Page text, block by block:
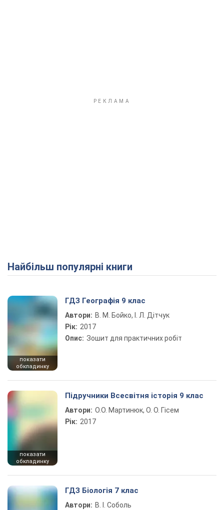
Найбільш популярні книги
показати
обкладинку
ГДЗ Географія 9 клас
Автори: В. М. Бойко, І. Л. Дітчук
Рік: 2017
Опис: Зошит для практичних робіт
показати
обкладинку
Підручники Всесвітня історія 9 клас
Автори: О.О. Мартинюк, О. О. Гісем
Рік: 2017
ГДЗ Біологія 7 клас
Автори: В. І. Соболь